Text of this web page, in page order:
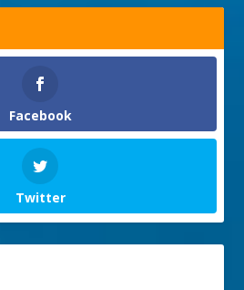
Facebook
Twitter